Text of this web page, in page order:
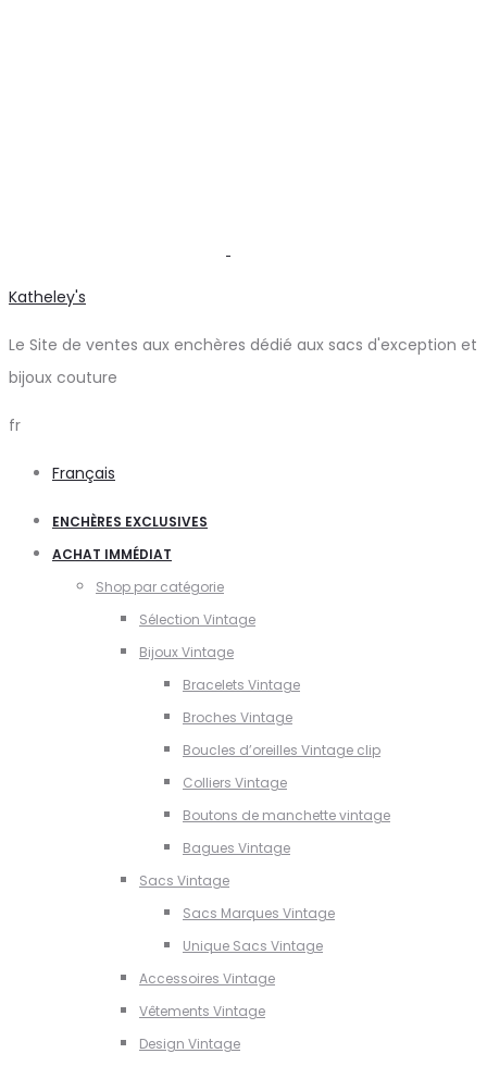
Katheley's
Le Site de ventes aux enchères dédié aux sacs d'exception et
bijoux couture
fr
Français
ENCHÈRES EXCLUSIVES
ACHAT IMMÉDIAT
Shop par catégorie
Sélection Vintage
Bijoux Vintage
Bracelets Vintage
Broches Vintage
Boucles d’oreilles Vintage clip
Colliers Vintage
Boutons de manchette vintage
Bagues Vintage
Sacs Vintage
Sacs Marques Vintage
Unique Sacs Vintage
Accessoires Vintage
Vêtements Vintage
Design Vintage